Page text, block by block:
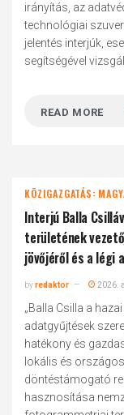
irányítás, az
technológiai
jelentés interjúk,
segítségével
READ MORE
KÖZIGAZGATÁS:
Interjú Balla
területének
jövőjéről és a légi
byredaktor 2026.
„Balla Csilla a
adatgyűjtések
hatékony és
lokális és
döntéstámogató
hasznosítása